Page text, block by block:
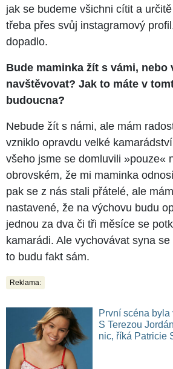
jak se budeme všichni cítit a
třeba přes svůj instagramový
dopadlo.
Bude maminka žít s vámi, nebo
navštěvovat? Jak to máte v
budoucna?
Nebude žít s námi, ale mám
vzniklo opravdu velké
všeho jsme se domluvili »​pouze«
obrovském, že mi maminka
pak se z nás stali přátelé, ale
nastavené, že na výchovu budu
jednou za dva či tři měsíce se
kamarádi. Ale vychovávat syna
to budu fakt sám.
Reklama:
První scéna
S Terezou
nic, říká Patricie